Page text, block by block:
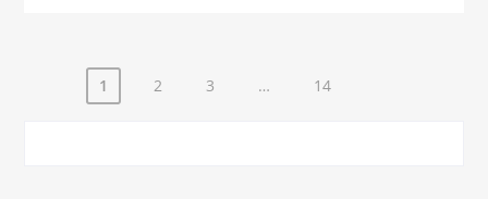
Paginasi
1 2 3 … 14